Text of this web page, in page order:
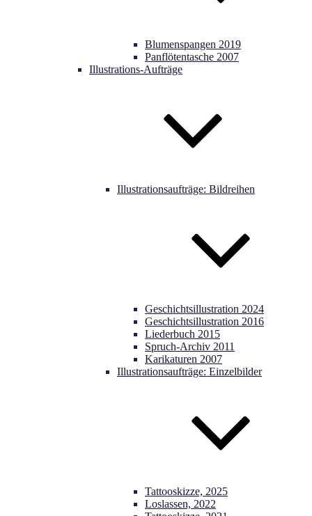
Blumenspangen 2019
Panflötentasche 2007
Illustrations-Aufträge
Illustrationsaufträge: Bildreihen
Geschichtsillustration 2024
Geschichtsillustration 2016
Liederbuch 2015
Spruch-Archiv 2011
Karikaturen 2007
Illustrationsaufträge: Einzelbilder
Tattooskizze, 2025
Loslassen, 2022